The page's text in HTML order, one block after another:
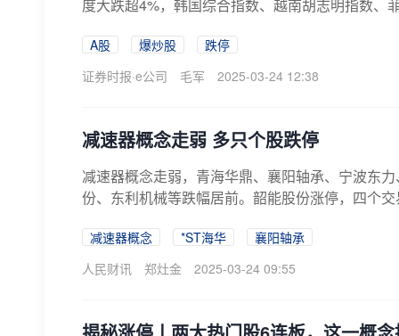
度大跌超4%，韩国综合指数、越南胡志明指数、
A股 爆炒股
跌停
证券时报·e公司
毛军 2025-03-24 12:38
减速器概念走弱 多只个股跌停
减速器概念走弱，青海华鼎、襄阳轴承、宁波东
份、东利机械等跌幅居前。韶能股份涨停，四个
减速器概念 *ST海华
襄阳轴承
人民财讯
郑灶金 2025-03-24 09:55